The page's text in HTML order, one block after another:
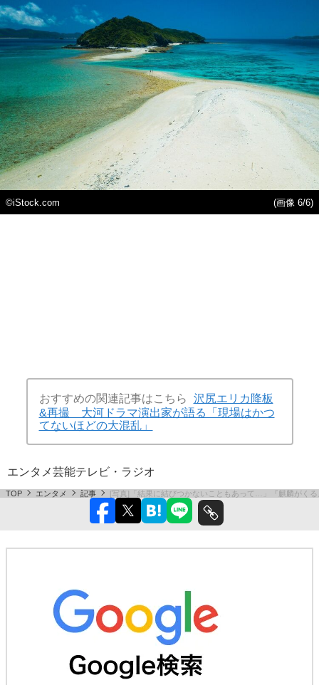
©iStock.com (画像 6/6)
おすすめの関連記事はこちら
沢尻エリカ降板
&再撮 大河ドラマ演出家が語る「現場はかつ
てないほどの大混乱」
エンタメ芸能テレビ・ラジオ
TOP エンタメ 記事 [写真]「結果に結びつかないこともあって…」『麒麟がく